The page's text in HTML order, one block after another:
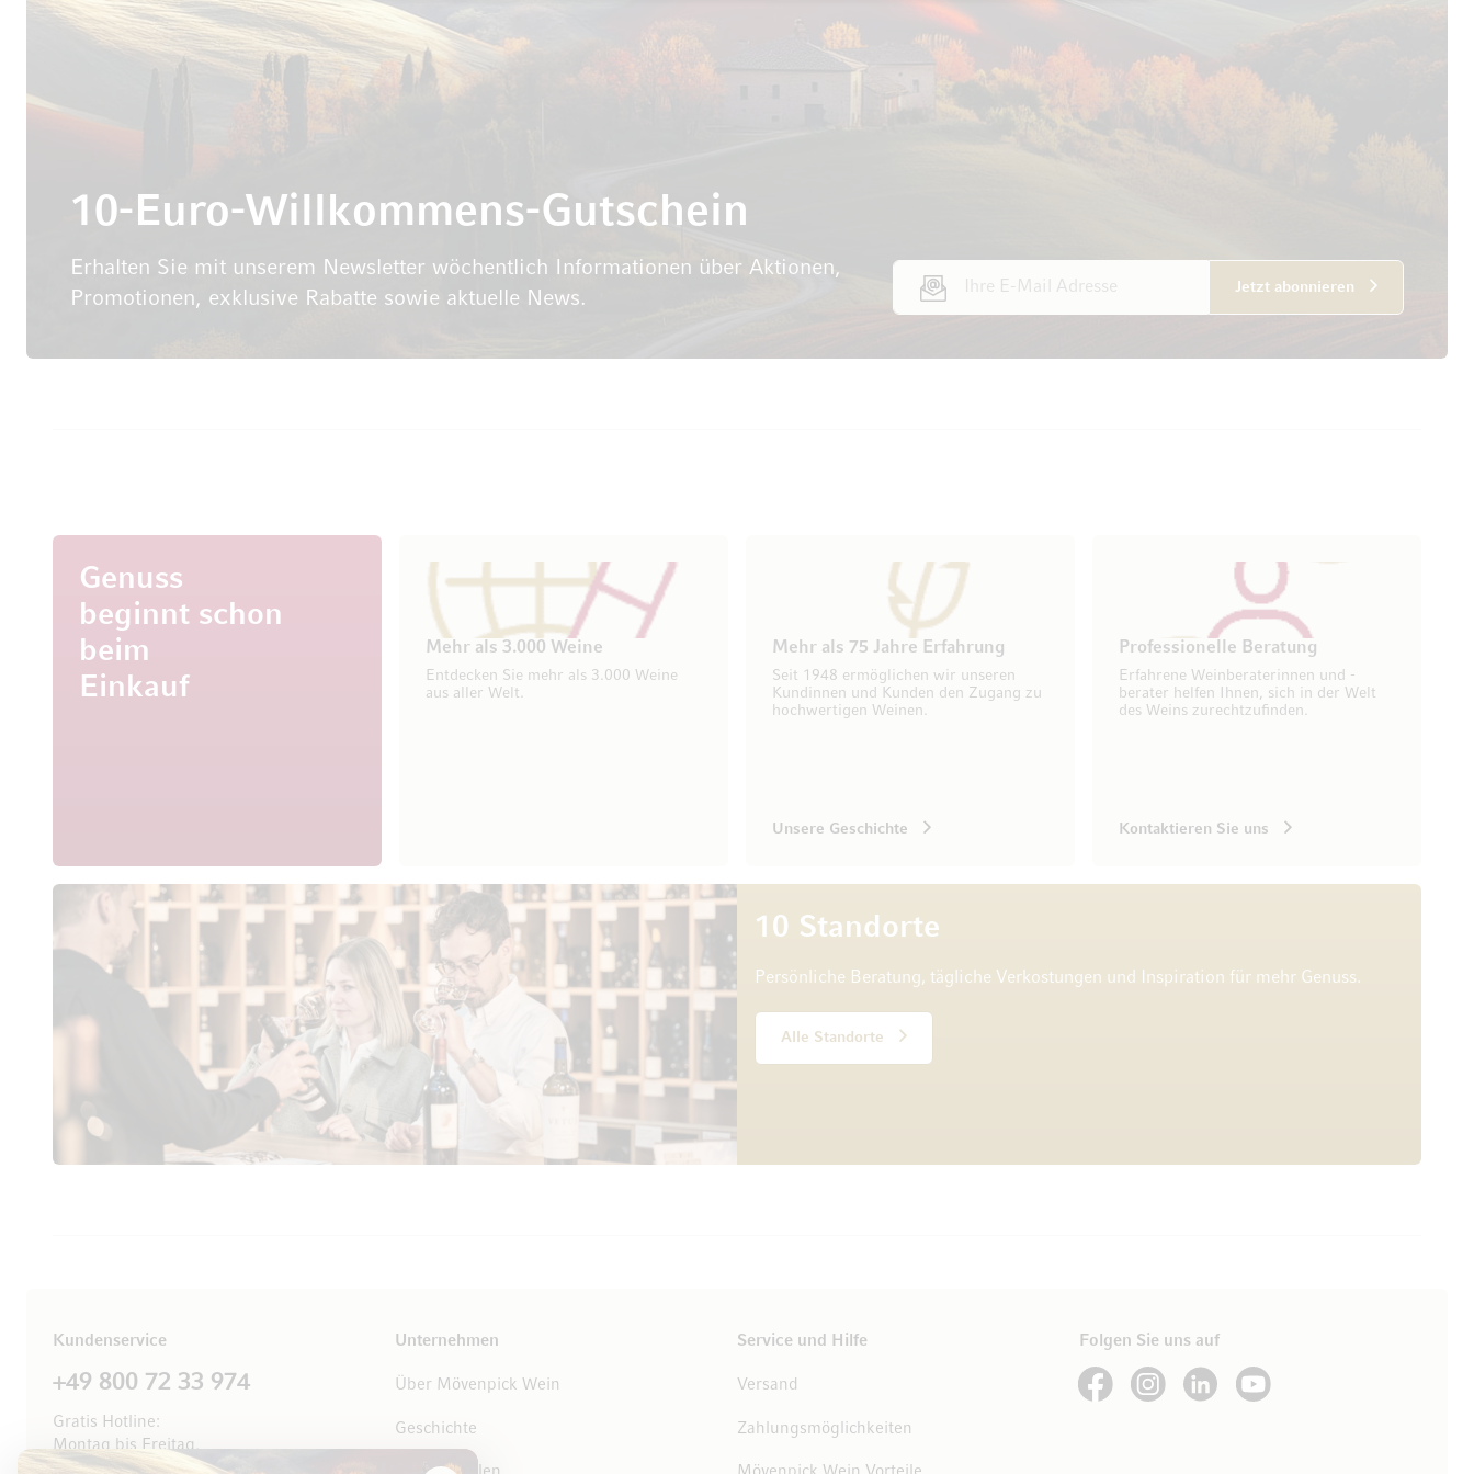
10-Euro-Willkommens-Gutschein
Erhalten Sie mit unserem Newsletter wöchentlich Informationen über Aktionen,
Promotionen, exklusive Rabatte sowie aktuelle News.
E-Mail Adresse
Jetzt abonnieren
Genuss
beginnt schon
beim
Einkauf
Mehr als 3.000 Weine
Entdecken Sie mehr als 3.000 Weine
aus aller Welt.
Mehr als 75 Jahre Erfahrung
Seit 1948 ermöglichen wir unseren
Kundinnen und Kunden den Zugang zu
hochwertigen Weinen.
Unsere Geschichte
Professionelle Beratung
Erfahrene Weinberaterinnen und -
berater helfen Ihnen, sich in der Welt
des Weins zurechtzufinden.
Kontaktieren Sie uns
10 Standorte
Persönliche Beratung, tägliche Verkostungen und Inspiration für mehr Genuss.
Alle Standorte
Kundenservice
+49 800 72 33 974
Gratis Hotline:
Montag bis Freitag,
8.00 bis 18.00 Uhr
Unternehmen
Über Mövenpick Wein
Geschichte
Service und Hilfe
Versand
Zahlungsmöglichkeiten
Folgen Sie uns auf
See our FacebookSee our Instagram account
See our LinkedInSee our YouTube channel